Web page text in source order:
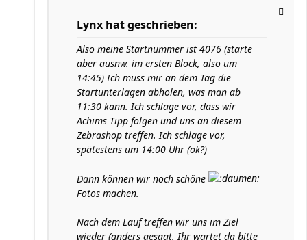
Lynx hat geschrieben:
Also meine Startnummer ist 4076 (starte
aber ausnw. im ersten Block, also um
14:45) Ich muss mir an dem Tag die
Startunterlagen abholen, was man ab
11:30 kann. Ich schlage vor, dass wir
Achims Tipp folgen und uns an diesem
Zebrashop treffen. Ich schlage vor,
spätestens um 14:00 Uhr (ok?)
Dann können wir noch schöne
Fotos machen.
Nach dem Lauf treffen wir uns im Ziel
wieder (anders gesagt, Ihr wartet da bitte